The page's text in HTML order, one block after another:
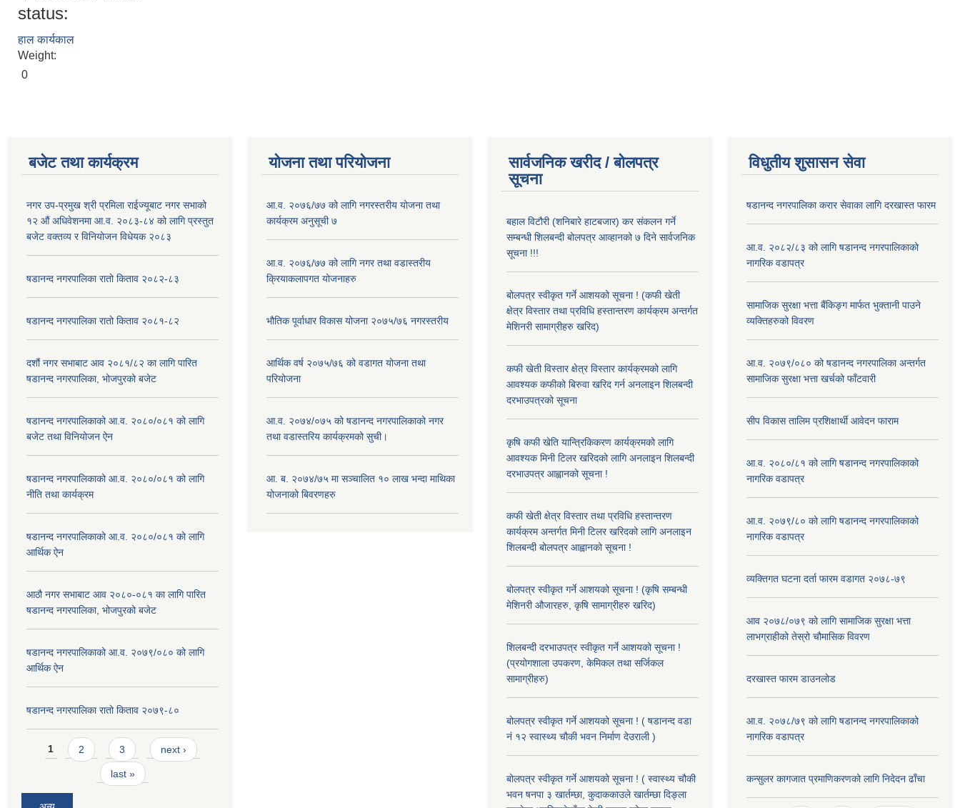
status:
हाल कार्यकाल
Weight:
0
बजेट तथा कार्यक्रम
नगर उप-प्रमुख श्री प्रमिला राईज्यूबाट नगर सभाको
१२ ‍औं अधिवेशनमा आ.व. २०८३-८४ को लागि प्रस्तुत
बजेट वक्तव्य र विनियोजन विधेयक २०८३
षडानन्द नगरपालिका रातो किताव २०८२-८३
षडानन्द नगरपालिका रातो किताव २०८१-८२
दशौं नगर सभाबाट आव २०८१/८२ का लागि पारित
षडानन्द नगरपालिका, भोजपुरको बजेट
षडानन्द नगरपालिकाको आ.व. २०८०/०८१ को लागि
बजेट तथा विनियोजन ऐन
षडानन्द नगरपालिकाको आ.व. २०८०/०८१ को लागि
नीति तथा कार्यक्रम
षडानन्द नगरपालिकाको आ.व. २०८०/०८१ को लागि
आर्थिक ऐन
आठौ नगर सभाबाट आव २०८०-०८१ का लागि पारित
षडानन्द नगरपालिका, भोजपुरको बजेट
षडानन्द नगरपालिकाको आ.व. २०७९/०८० को लागि
आर्थिक ऐन
षडानन्द नगरपालिका रातो किताव २०७९-८०
Pages
1 2 3 next ›
last »
योजना तथा परियोजना
आ.व. २०७६/७७ को लागि नगरस्तरीय योजना तथा
कार्यक्रम अनुसूची ७
आ.व. २०७६/७७ को लागि नगर तथा वडास्तरीय
क्रियाकलापगत योजनाहरु
भौतिक पूर्वाधार विकास योजना २०७५/७६ नगरस्तरीय
आर्थिक वर्ष २०७५/७६ को वडागत योजना तथा
परियोजना
आ.व. २०७४/०७५ को षडानन्द नगरपालिकाको नगर
तथा वडास्तरिय कार्यक्रमको सुची।
आ. ब. २०७४/७५ मा सञ्चालित १० लाख भन्दा माथिका
योजनाको बिवरणहरु
सार्वजनिक खरीद / बोलपत्र
सूचना
बहाल विटौरी (शनिबारे हाटबजार) कर संकलन गर्ने
सम्बन्धी शिलबन्दी बोलपत्र आव्हानको ७ दिने सार्वजनिक
सूचना !!!
बोलपत्र स्वीकृत गर्ने आशयको सूचना ! (कफी खेती
क्षेत्र विस्तार तथा प्रविधि हस्तान्तरण कार्यक्रम अन्तर्गत
मेशिनरी सामाग्रीहरु खरिद)
कफी खेती विस्तार क्षेत्र विस्तार कार्यक्रमको लागि
आवश्यक कफीको बिरुवा खरिद गर्न अनलाइन शिलबन्दी
दरभाउपत्रको सूचना
कृषि कफी खेति यान्त्रिकिकरण कार्यक्रमको लागि
आवश्यक मिनी टिलर खरिदको लागि अनलाइन शिलबन्दी
दरभाउपत्र आह्वानको सूचना !
कफी खेती क्षेत्र विस्तार तथा प्रविधि हस्तान्तरण
कार्यक्रम अन्तर्गत मिनी टिलर खरिदको लागि अनलाइन
शिलबन्दी बोलपत्र आह्वानको सूचना !
बोलपत्र स्वीकृत गर्ने आशयको सूचना ! (कृषि सम्बन्धी
मेशिनरी औजारहरु, कृषि सामाग्रीहरु खरिद)
शिलबन्दी दरभाउपत्र स्वीकृत गर्ने आशयको सूचना !
(प्रयोगशाला उपकरण, केमिकल तथा सर्जिकल
सामाग्रीहरु)
बोलपत्र स्वीकृत गर्ने आशयको सूचना ! ( षडानन्द वडा
नं १२ स्वास्थ्य चौकी भवन निर्माण देउराली )
बोलपत्र स्वीकृत गर्ने आशयको सूचना ! ( स्वास्थ्य चौकी
भवन षनपा ३ खार्तम्छा, कुदाककाउले खार्तम्छा दिङ्ला
विधुतीय शुसासन सेवा
षडानन्द नगरपालिका करार सेवाका लागि दरखास्त फारम
आ.व. २०८२/८३ को लागि षडानन्द नगरपालिकाको
नागरिक वडापत्र
सामाजिक सुरक्षा भत्ता बैंकिङ्ग मार्फत भुक्तानी पाउने
व्यक्तिहरुको विवरण
आ.व. २०७९/०८० को षडानन्द नगरपालिका अन्तर्गत
सामाजिक सुरक्षा भत्ता खर्चको फाँटवारी
सीप विकास तालिम प्रशिक्षार्थी आवेदन फाराम
आ.व. २०८०/८१ को लागि षडानन्द नगरपालिकाको
नागरिक वडापत्र
आ.व. २०७९/८० को लागि षडानन्द नगरपालिकाको
नागरिक वडापत्र
व्यक्तिगत घटना दर्ता फारम वडागत २०७८-७९
आव २०७८/०७९ को लागि सामाजिक सुरक्षा भत्ता
लाभग्राहीको तेस्रो चौमासिक विवरण
दरखास्त फारम डाउनलोड
आ.व. २०७८/७९ को लागि षडानन्द नगरपालिकाको
नागरिक वडापत्र
कन्सुलर कागजात प्रमाणिकरणको लागि निदेदन ढाँचा